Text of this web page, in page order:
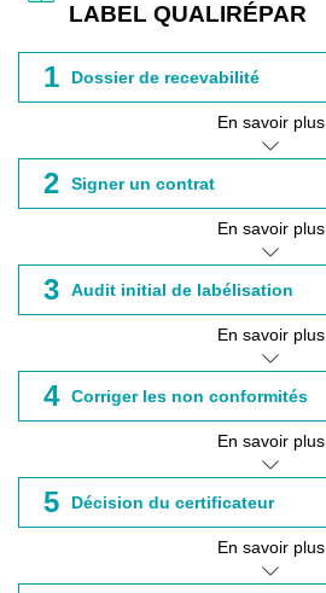
LABEL QUALIRÉPAR
1 Dossier de recevabilité
En savoir plus
2 Signer un contrat
En savoir plus
3 Audit initial de labélisation
En savoir plus
4 Corriger les non conformités
En savoir plus
5 Décision du certificateur
En savoir plus